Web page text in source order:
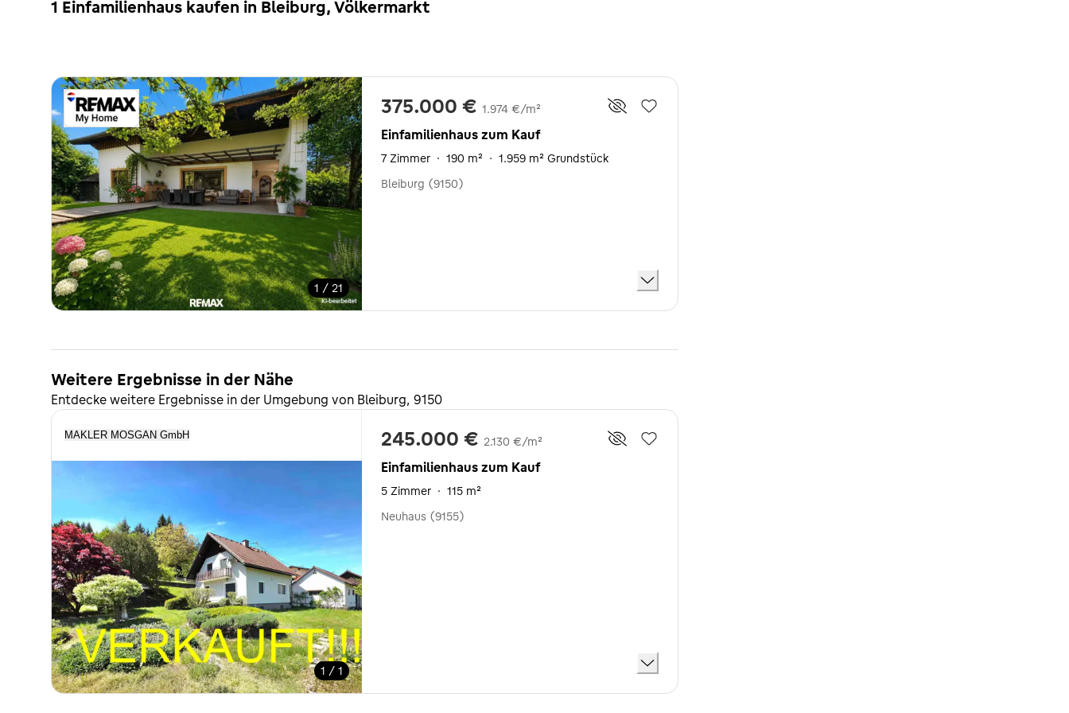
1 Einfamilienhaus kaufen in Bleiburg, Völkermarkt
1 / 21
375.000 € 1.974 €/m²
Einfamilienhaus zum Kauf
7 Zimmer · 190 m² · 1.959 m² Grundstück
Bleiburg (9150)
Weitere Ergebnisse in der Nähe
Entdecke weitere Ergebnisse in der Umgebung von Bleiburg, 9150
MAKLER MOSGAN GmbH
1 / 1
245.000 € 2.130 €/m²
Einfamilienhaus zum Kauf
5 Zimmer · 115 m²
Neuhaus (9155)